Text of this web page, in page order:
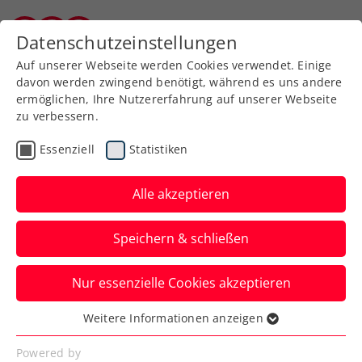
Zurück zur Newsübersicht
Allgemeine Klasse
Die 3. SCA St.Veit Open
haben ihre SiegerInnen
powered by Jacques Lemans
Verfasst von: Bernd Kassin, 31.07.2019
Datenschutzeinstellungen
Auf unserer Webseite werden Cookies verwendet. Einige
davon werden zwingend benötigt, während es uns andere
ermöglichen, Ihre Nutzererfahrung auf unserer Webseite
zu verbessern.
Essenziell Statistiken
Alle akzeptieren
Speichern & schließen
Nur essenzielle Cookies akzeptieren
Essenziell
Essenzielle Cookies werden für grundlegende
Weitere Informationen anzeigen
Powered by